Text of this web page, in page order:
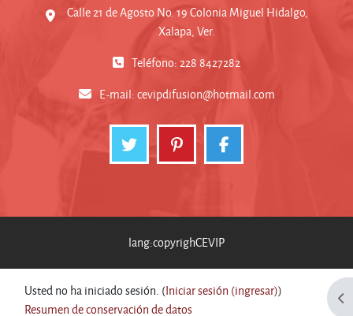
Calle 21 de Agosto No. 19 Colonia Miguel Hidalgo,
Xalapa, Ver.
Teléfono: 228 8427282
E-mail:cevipdifusion@hotmail.com
lang:copyrighCEVIP
Usted no ha iniciado sesión. (Iniciar sesión (ingresar))
Resumen de conservación de datos